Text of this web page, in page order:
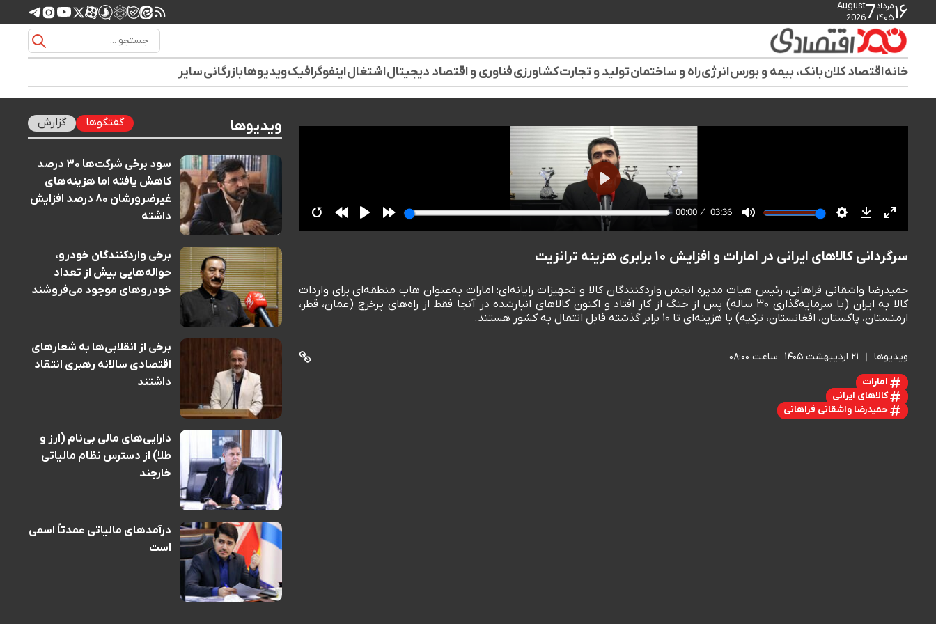
۱۶مرداد
۱۴۰۵7
August
2026
خانهاقتصاد کلانبانک، بیمه و بورسانرژیراه و ساختمانتولید و تجارتکشاورزیفناوری و اقتصاد دیجیتالاشتغالاینفوگرافیکویدیوهابازرگانیسایر
سرگردانی کالاهای ایرانی در امارات و افزایش ۱۰ برابری هزینه ترانزیت
حمیدرضا واشقانی فراهانی، رئیس هیات مدیره انجمن واردکنندگان کالا و تجهیزات رایانه‌ای: امارات به‌عنوان هاب منطقه‌ای برای واردات
کالا به ایران (با سرمایه‌گذاری ۳۰ ساله) پس از جنگ از کار افتاد و اکنون کالاهای انبارشده در آنجا فقط از راه‌های پرخرج (عمان، قطر،
ارمنستان، پاکستان، افغانستان، ترکیه) با هزینه‌ای تا ۱۰ برابر گذشته قابل انتقال به کشور هستند.
ویدیوها ۲۱ اردیبهشت ۱۴۰۵ ساعت ۰۸:۰۰
امارات
کالاهای ایرانی
حمیدرضا واشقانی فراهانی
ویدیوها گفتگوها گزارش
سود برخی شرکت‌ها ۳۰ درصد
کاهش یافته اما هزینه‌های
غیرضرورشان ۸۰ درصد افزایش
داشته
برخی واردکنندگان خودرو،
حواله‌هایی بیش از تعداد
خودروهای موجود می‌فروشند
برخی از انقلابی‌ها به شعارهای
اقتصادی سالانه رهبری انتقاد
داشتند
دارایی‌های مالی بی‌نام (ارز و
طلا) از دسترس نظام مالیاتی
خارجند
درآمدهای مالیاتی عمدتاً اسمی
است